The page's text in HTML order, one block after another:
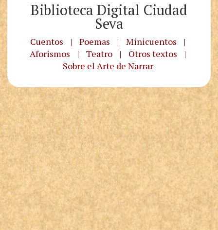
Biblioteca Digital Ciudad
Seva
Cuentos | Poemas | Minicuentos
|
Aforismos
| Teatro | Otros textos
|
Sobre el Arte de Narrar